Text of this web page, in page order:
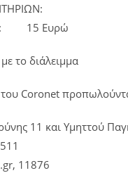
15 Ευρώ
το διάλειμμα
του Coronet
11 και Υμηττού
11876